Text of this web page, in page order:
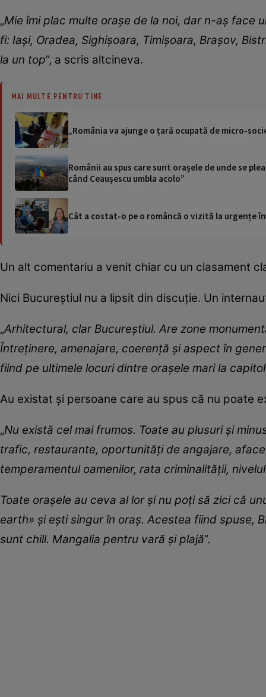
„Mie îmi plac multe orașe de la noi, dar n-aș face
fi: Iași, Oradea, Sighișoara, Timișoara, Brașov,
la un top”, a scris altcineva.
MAI MULTE PENTRU TINE
„România va ajunge o țară ocupată de micro-
Românii au spus care sunt orașele de unde se
când Ceaușescu umbla acolo”
Cât a costat-o pe o româncă o vizită la urgențe
Un alt comentariu a venit chiar cu un clasament
Nici Bucureștiul nu a lipsit din discuție. Un
„Arhitectural, clar Bucureștiul. Are zone
Întreținere, amenajare, coerență și aspect în
fiind pe ultimele locuri dintre orașele mari la
Au existat și persoane care au spus că nu poate
„Nu există cel mai frumos. Toate au plusuri și
trafic, restaurante, oportunități de angajare,
temperamentul oamenilor, rata criminalității,
Toate orașele au ceva al lor și nu poți să zici că
earth» și ești singur în oraș. Acestea fiind spuse,
sunt chill. Mangalia pentru vară și plajă”.